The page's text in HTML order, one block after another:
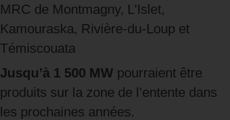
MRC de Montmagny, L'Islet,
Kamouraska, Rivière‑du‑Loup et
Témiscouata
Jusqu’à 1 500 MW pourraient être
produits sur la zone de l’entente dans
les prochaines années.